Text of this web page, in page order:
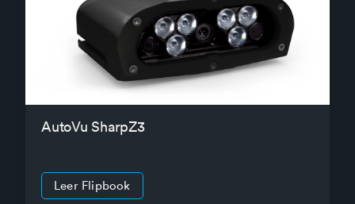
AutoVu SharpZ3
Leer Flipbook